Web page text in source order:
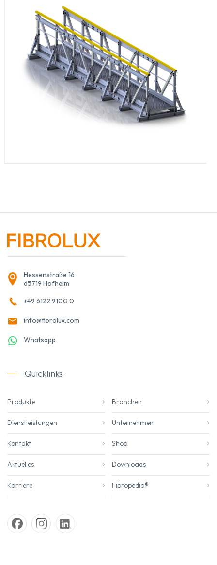
Hessenstraße 16
65719 Hofheim
+49 6122 9100 0
info@fibrolux.com
Whatsapp
Quicklinks
Produkte Branchen
Dienstleistungen Unternehmen
Kontakt Shop
Aktuelles Downloads
Karriere Fibropedia®